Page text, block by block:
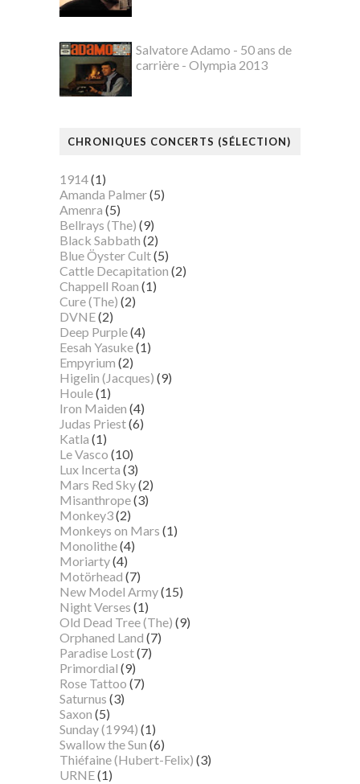
Salvatore Adamo - 50 ans de
carrière - Olympia 2013
CHRONIQUES CONCERTS (SÉLECTION)
1914(1)
Amanda Palmer(5)
Amenra (5)
Bellrays (The) (9)
Black Sabbath (2)
Blue Öyster Cult(5)
Cattle Decapitation (2)
Chappell Roan (1)
Cure (The) (2)
DVNE(2)
Deep Purple(4)
Eesah Yasuke(1)
Empyrium (2)
Higelin (Jacques) (9)
Houle(1)
Iron Maiden (4)
Judas Priest(6)
Katla (1)
Le Vasco (10)
Lux Incerta (3)
Mars Red Sky(2)
Misanthrope(3)
Monkey3(2)
Monkeys on Mars (1)
Monolithe(4)
Moriarty(4)
Motörhead (7)
New Model Army(15)
Night Verses (1)
Old Dead Tree (The) (9)
Orphaned Land (7)
Paradise Lost(7)
Primordial (9)
Rose Tattoo (7)
Saturnus (3)
Saxon (5)
Sunday (1994) (1)
Swallow the Sun (6)
Thiéfaine (Hubert-Felix) (3)
URNE(1)